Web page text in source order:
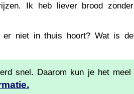
Ik heb liever brood zonder
niet in thuis hoort? Wat is de
snel. Daarom kun je het meel